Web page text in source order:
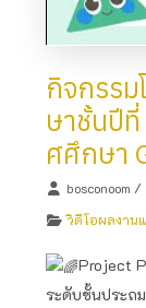
กิจกรรม
ษาชั้นปีที่
ศศึกษา
bosconoom /
วิดีโอผลงาน
Project
ระดับชั้นประถ